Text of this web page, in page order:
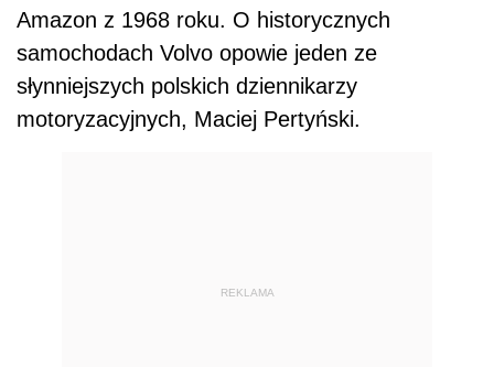
Amazon z 1968 roku. O historycznych
samochodach Volvo opowie jeden ze
słynniejszych polskich dziennikarzy
motoryzacyjnych, Maciej Pertyński.
REKLAMA